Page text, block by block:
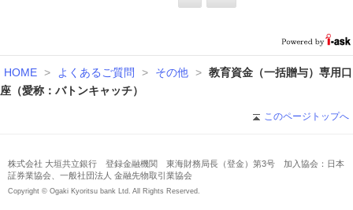
HOME > よくあるご質問 > その他 > 教育資金（一括贈与）専用口
座（愛称：バトンキャッチ）
このページトップへ
株式会社 大垣共立銀行 登録金融機関 東海財務局長（登金）第3号 加入協会：日本
証券業協会、一般社団法人 金融先物取引業協会
Copyright © Ogaki Kyoritsu bank Ltd. All Rights Reserved.